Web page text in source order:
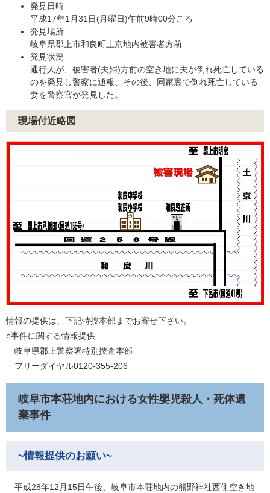
発見日時
平成17年1月31日(月曜日)午前9時00分ころ
発見場所
岐阜県郡上市和良町土京地内被害者方前
発見状況
通行人が、被害者(夫婦)方前の空き地に夫が倒れ死亡している
のを発見し警察に通報、その後、同家裏で倒れ死亡している
妻を警察官が発見した。
現場付近略図
情報の提供は、下記特捜本部までお寄せ下さい。
○事件に関する情報提供
岐阜県郡上警察署特別捜査本部
フリーダイヤル0120-355-206
岐阜市本荘地内における女性嬰児殺人・死体遺
棄事件
~情報提供のお願い~
平成28年12月15日午後、岐阜市本荘地内の熊野神社西側空き地